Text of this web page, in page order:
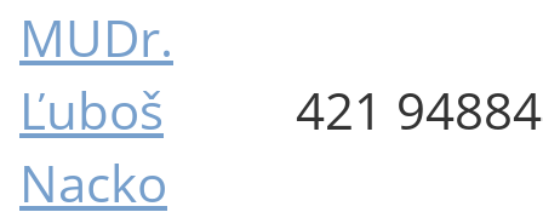
MUDr.
Ľuboš
Nacko
421